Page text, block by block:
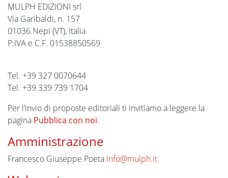
MULPH EDIZIONI srl
Via Garibaldi, n. 157
01036 Nepi (VT), Italia
P.IVA e C.F. 01538850569
Tel. +39 327 0070644
Tel. +39 339 739 1704
Per l’invio di proposte editoriali ti invitiamo a leggere la
pagina Pubblica con noi
Amministrazione
Francesco Giuseppe Poeta info@mulph.it